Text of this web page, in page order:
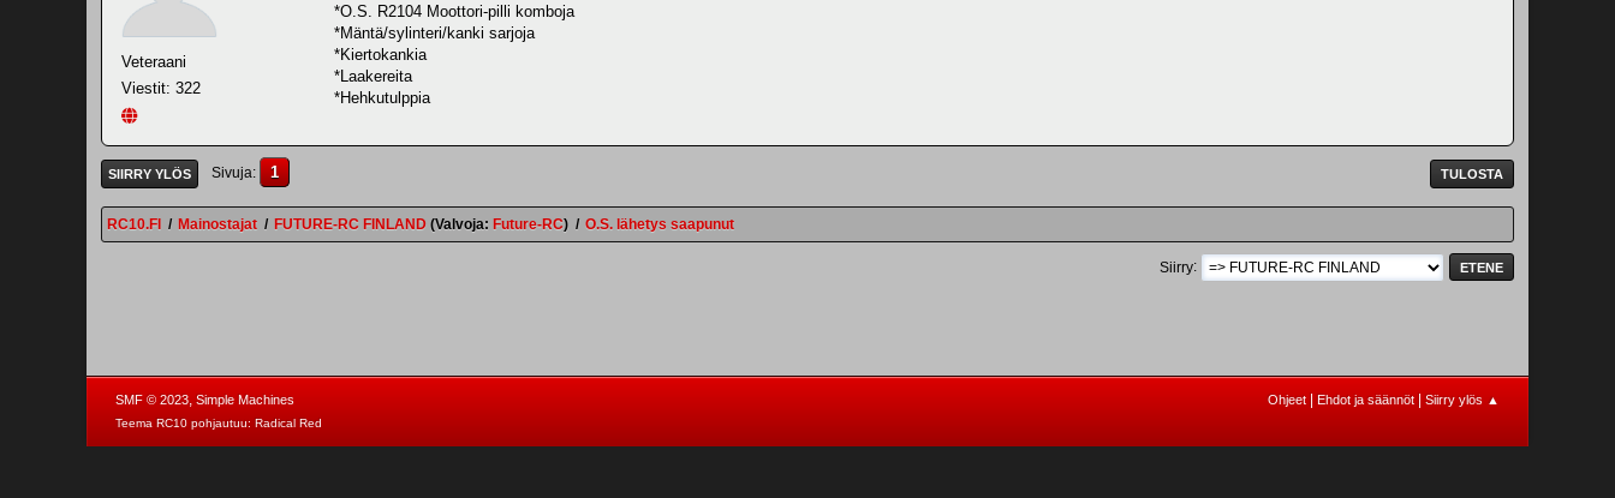
Veteraani
Viestit: 322
*O.S. R2104 Moottori-pilli komboja
*Mäntä/sylinteri/kanki sarjoja
*Kiertokankia
*Laakereita
*Hehkutulppia
TULOSTA
SIIRRY YLÖS Sivuja 1
RC10.FI / Mainostajat / FUTURE-RC FINLAND (Valvoja: Future-RC) / O.S. lähetys saapunut
Siirry
Ohjeet | Ehdot ja säännöt | Siirry ylös ▲
SMF © 2023, Simple Machines
Teema RC10 pohjautuu: Radical Red